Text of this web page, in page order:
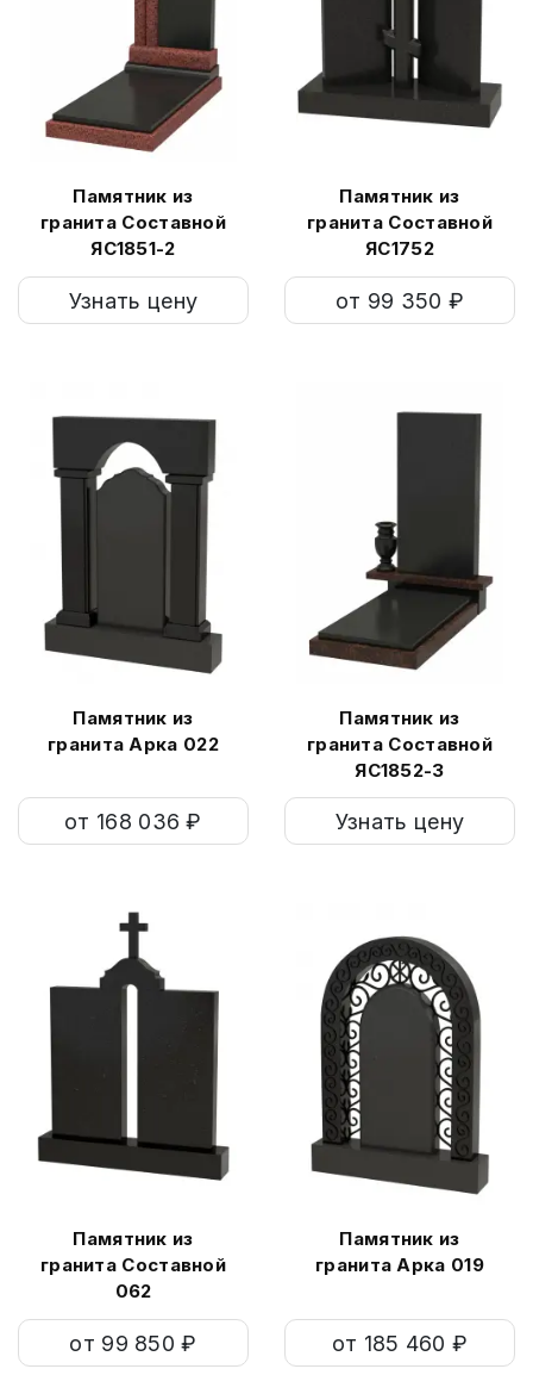
Памятник из
гранита Составной
ЯС1851-2
Узнать цену
Памятник из
гранита Составной
ЯС1752
от 99 350 ₽
Памятник из
гранита Арка 022
от 168 036 ₽
Памятник из
гранита Составной
ЯС1852-3
Узнать цену
Памятник из
гранита Составной
062
от 99 850 ₽
Памятник из
гранита Арка 019
от 185 460 ₽